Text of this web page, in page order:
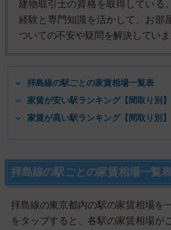
建物取引士の資格を取得している
経験と専門知識を活かして、お部
ついての不安や疑問を解決していま
拝島線の駅ごとの家賃相場一覧表
家賃が安い駅ランキング【間取り別】
家賃が高い駅ランキング【間取り別】
拝島線の駅ごとの家賃相場一覧
拝島線の東京都内の駅の家賃相場を
をタップすると、各駅の家賃相場が